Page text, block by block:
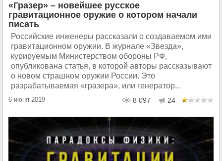
«Гразер» – новейшее русское
гравитационное оружие о котором начали
писать
Российские инженеры рассказали о создаваемом ими
гравитационном оружии. В журнале «Звезда»,
курируемым Министерством обороны РФ,
опубликована статья, в которой авторы рассказывают
о новом страшном оружии России. Это
разрабатываемая «гразера», или генератор...
6 июня 2019 8 097 24